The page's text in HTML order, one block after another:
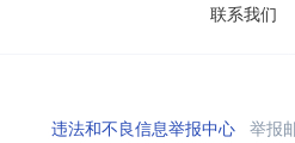
联系我们
违法和不良信息举报中心举报